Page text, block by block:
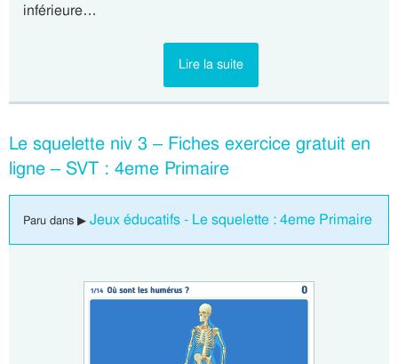
inférieure…
Lire la suite
Le squelette niv 3 – Fiches exercice gratuit en
ligne – SVT : 4eme Primaire
Paru dans ▶ Jeux éducatifs - Le squelette : 4eme Primaire